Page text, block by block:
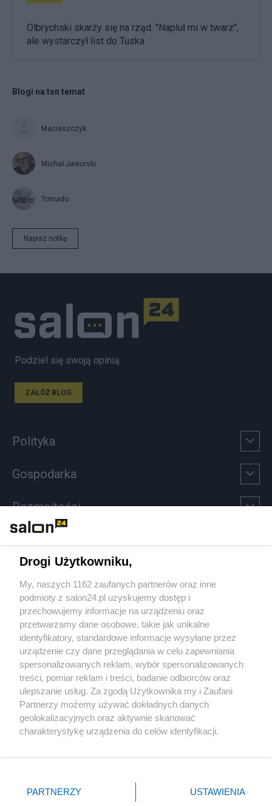
Olbrychski skarży się na rząd. "Napluł mi w twarz",
ale wystarczył list do Tuska
Blogi na ten temat
Maciaszczyk
Michał Jaworski
Tornado
Napisz notkę
Podziel się swoją opinią
ZAŁÓŻ BLOG
Polityka
Gospodarka
Rozmaitości
Sport
Społeczeństwo
Kultura
X Facebook Instagram Youtube
Drogi Użytkowniku,
My, naszych 1162 zaufanych partnerów oraz inne
podmioty z salon24.pl uzyskujemy dostęp i
przechowujemy informacje na urządzeniu oraz
przetwarzamy dane osobowe, takie jak unikalne
identyfikatory, standardowe informacje wysyłane przez
urządzenie czy dane przeglądania w celu zapewniania
spersonalizowanych reklam, wybór spersonalizowanych
treści, pomiar reklam i treści, badanie odbiorców oraz
ulepszanie usług. Za zgodą Użytkownika my i Zaufani
Partnerzy możemy używać dokładnych danych
geolokalizacyjnych oraz aktywnie skanować
charakterystykę urządzenia do celów identyfikacji.
zmienić/wycofać klikając przycisk ustawień prywatności
znajdujący się w lewym dolnym rogu strony
PARTNERZY USTAWIENIA